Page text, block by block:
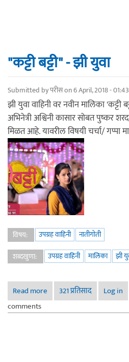
"कट्टी बट्टी" - झी युवा
Submitted byपरीसon 6 April, 2018 - 01:43
झी युवा वाहिनी वर नवीन मालिका
अभिनेत्री अश्विनी कासार सोबत पुष्कर
मिळत आहे. यावरील विषयी चर्चा/ गप्पा
विषय: उपग्रह वाहिनी
नातीगोती
शब्दखुणा:
उपग्रह वाहिनी मालिका झी
Read more about "कट्टी बट्टी" - झी युवा
321 प्रतिसाद Log in
comments